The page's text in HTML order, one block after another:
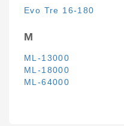
Evo Tre 16-180
M
ML-13000
ML-18000
ML-64000